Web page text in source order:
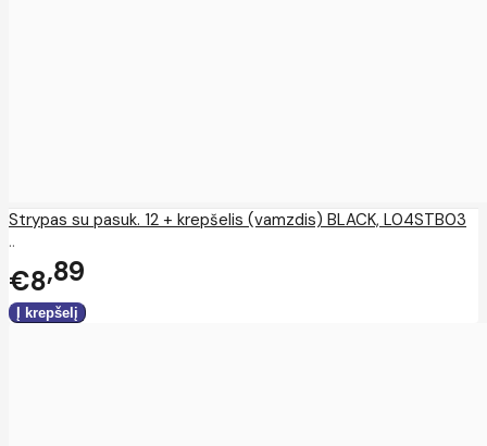
Strypas su pasuk. 12 + krepšelis (vamzdis) BLACK, L04STB03
..
€8 89